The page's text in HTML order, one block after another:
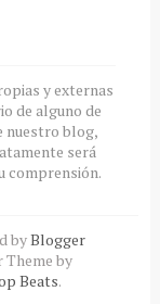
y externas
de alguno de
nuestro blog,
será
comprensión.
byBlogger
Theme by
Beats.